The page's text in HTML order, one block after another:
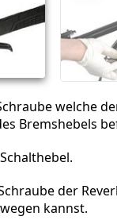
welche
Bremshebels
der
kannst.